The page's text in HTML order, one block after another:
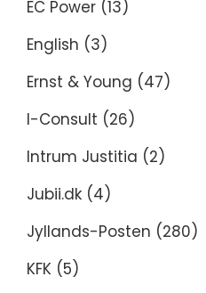
EC Power (13)
English (3)
Ernst & Young (47)
I-Consult (26)
Intrum Justitia (2)
Jubii.dk (4)
Jyllands-Posten (280)
KFK (5)